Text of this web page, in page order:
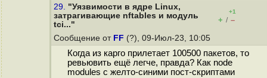
29. "Уязвимости в ядре Linux,
затрагивающие nftables и модуль
tci..."
+1
+ / –
Сообщение от FF (?), 09-Июл-23, 10:05
Когда из карго прилетает 100500 пакетов, то
ревьювить ещё легче, правда? Как node
modules с желто-синими пост-скриптами